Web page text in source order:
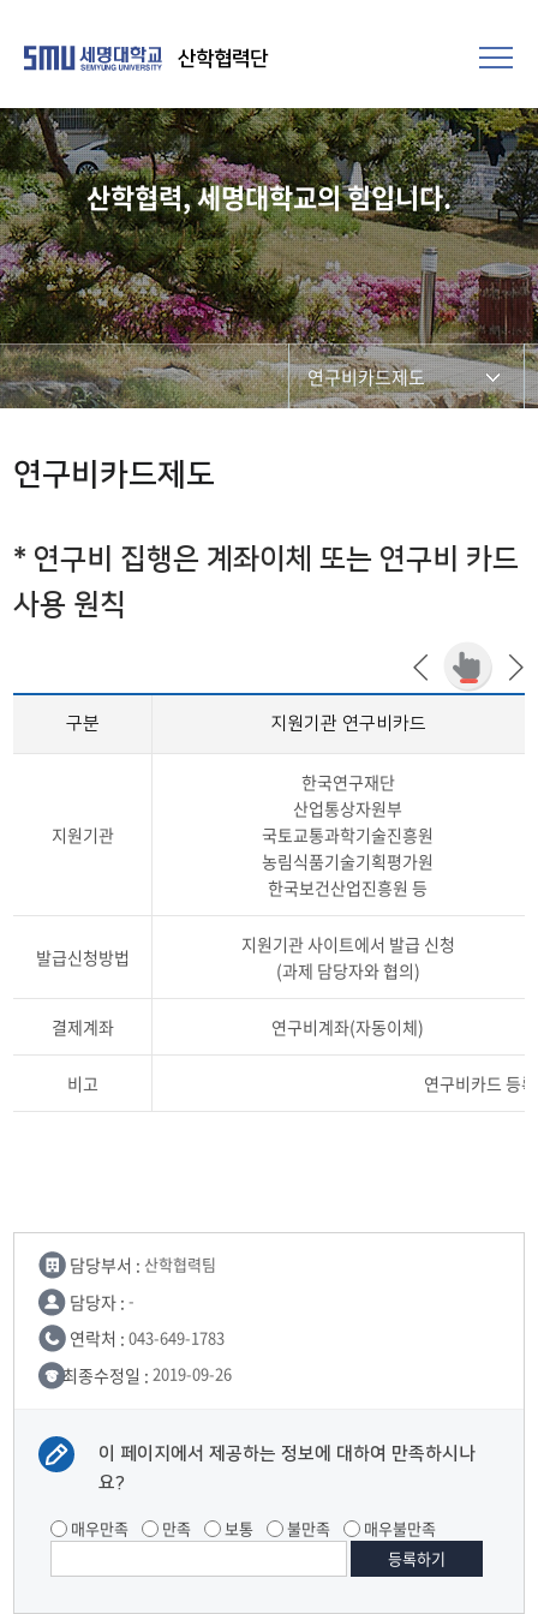
산학협력단
산학협력, 세명대학교의 힘입니다.
연구비카드제도
간접비 자동계산
교외 학술연구비 지원제도
연구비종합 관리시스템
연구비카드제도
* 연구비 집행은 계좌이체 또는 연구비 카드
사용 원칙
구분 지원기관 연구비카드
지원기관
한국연구재단
산업통상자원부
국토교통과학기술진흥원
농림식품기술기획평가원
한국보건산업진흥원 등
발급신청방법
지원기관 사이트에서 발급 신청
(과제 담당자와 협의)
결제계좌 연구비계좌(자동이체)
비고 연구비카드 등
담당부서 : 산학협력팀
담당자 : -
연락처 : 043-649-1783
최종수정일 : 2019-09-26
이 페이지에서 제공하는 정보에 대하여 만족하시나
요?
매우만족 만족 보통 불만족 매우불만족